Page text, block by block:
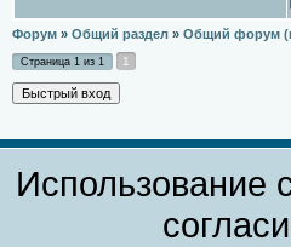
Форум » Общий раздел » Общий форум
Страница 1 из 1 1
Использование